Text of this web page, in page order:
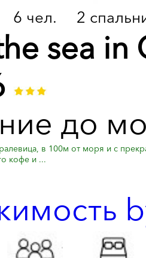
6 чел. 2
sea
до
в 100м от моря и с
кофе и ...